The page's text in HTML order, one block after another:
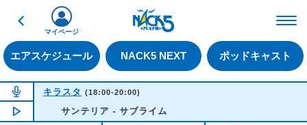
戻る
エアスケジュール NACK5 NEXT ポッドキャスト
マイページ
NOW ON AIR
キラスタ (18:00-20:00)
NOW PLAYING17:43
サンテリア - サブライム